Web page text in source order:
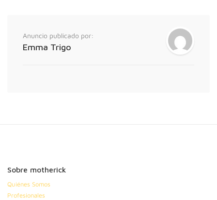
Anuncio publicado por:
Emma Trigo
Sobre motherick
Quiénes Somos
Profesionales